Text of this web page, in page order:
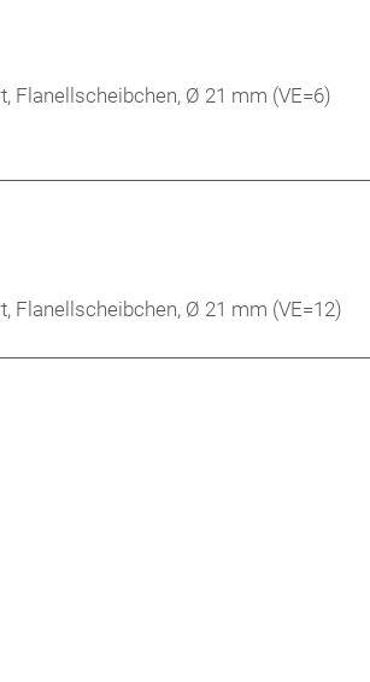
Flanellscheibchen, Ø 21 mm (VE=6)
Flanellscheibchen, Ø 21 mm (VE=12)